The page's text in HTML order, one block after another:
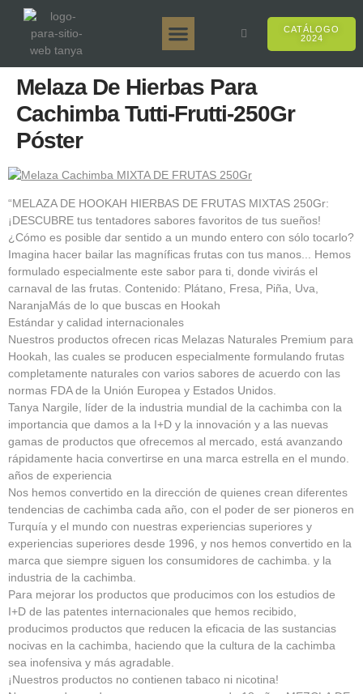
CATÁLOGO
2024
Melaza De Hierbas Para
Cachimba Tutti-Frutti-250Gr
Póster
“MELAZA DE HOOKAH HIERBAS DE FRUTAS MIXTAS 250Gr:
¡DESCUBRE tus tentadores sabores favoritos de tus sueños!
¿Cómo es posible dar sentido a un mundo entero con sólo tocarlo?
Imagina hacer bailar las magníficas frutas con tus manos... Hemos
formulado especialmente este sabor para ti, donde vivirás el
carnaval de las frutas. Contenido: Plátano, Fresa, Piña, Uva,
NaranjaMás de lo que buscas en Hookah
Estándar y calidad internacionales
Nuestros productos ofrecen ricas Melazas Naturales Premium para
Hookah, las cuales se producen especialmente formulando frutas
completamente naturales con varios sabores de acuerdo con las
normas FDA de la Unión Europea y Estados Unidos.
Tanya Nargile, líder de la industria mundial de la cachimba con la
importancia que damos a la I+D y la innovación y a las nuevas
gamas de productos que ofrecemos al mercado, está avanzando
rápidamente hacia convertirse en una marca estrella en el mundo.
años de experiencia
Nos hemos convertido en la dirección de quienes crean diferentes
tendencias de cachimba cada año, con el poder de ser pioneros en
Turquía y el mundo con nuestras experiencias superiores y
experiencias superiores desde 1996, y nos hemos convertido en la
marca que siempre siguen los consumidores de cachimba. y la
industria de la cachimba.
Para mejorar los productos que producimos con los estudios de
I+D de las patentes internacionales que hemos recibido,
producimos productos que reducen la eficacia de las sustancias
nocivas en la cachimba, haciendo que la cultura de la cachimba
sea inofensiva y más agradable.
¡Nuestros productos no contienen tabaco ni nicotina!